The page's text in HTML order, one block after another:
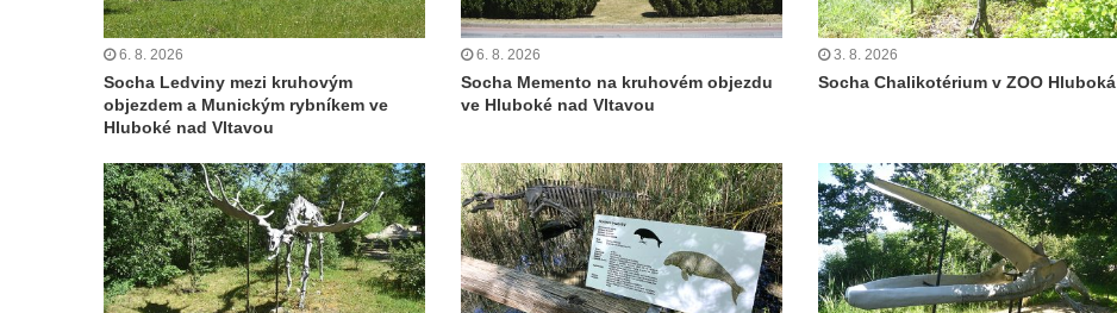
Českých Budějovicích
Památník Otokara Mokrého v parku Na
Sadech v Českých Budějovicích
Poslední dochovaný tramvajový sloup na
Socha Civilizovaní na Husově třídě v
Českých Budějovicích
Socha svatého Jana Nepomuckého Na
Sadech u Mlýnské stoky v Českých
6. 8. 2026
Socha Ledviny mezi kruhovým
objezdem a Munickým rybníkem ve
Hluboké nad Vltavou
6. 8. 2026
Socha Memento na kruhovém objezdu
ve Hluboké nad Vltavou
3. 8. 2026
Socha Chalikotérium v ZOO Hluboká